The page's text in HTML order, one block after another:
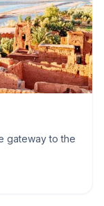
gateway to the